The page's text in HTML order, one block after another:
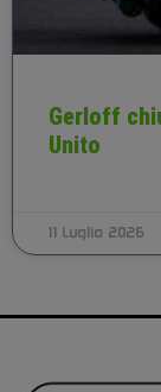
Gerloff
Unito
11 Luglio 2026